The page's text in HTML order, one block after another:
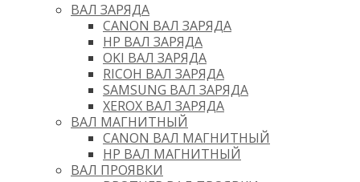
ВАЛ ЗАРЯДА
CANON ВАЛ ЗАРЯДА
HP ВАЛ ЗАРЯДА
OKI ВАЛ ЗАРЯДА
RICOH ВАЛ ЗАРЯДА
SAMSUNG ВАЛ ЗАРЯДА
XEROX ВАЛ ЗАРЯДА
ВАЛ МАГНИТНЫЙ
CANON ВАЛ МАГНИТНЫЙ
HP ВАЛ МАГНИТНЫЙ
ВАЛ ПРОЯВКИ